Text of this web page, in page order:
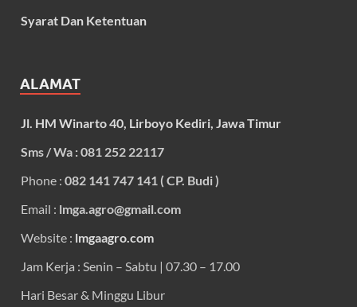
Syarat Dan Ketentuan
ALAMAT
Jl. HM Winarto 40, Lirboyo Kediri, Jawa Timur
Sms / Wa : 081 252 22117
Phone : 082 141 747 141 ( CP. Budi )
Email : lmga.agro@gmail.com
Website : lmgaagro.com
Jam Kerja : Senin – Sabtu | 07.30 – 17.00
Hari Besar & Minggu Libur